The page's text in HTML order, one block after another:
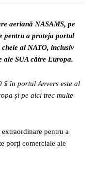
aeriană NASAMS, pe
pentru a proteja portul
cheie al NATO, inclusiv
ale SUA către Europa.
$ în portul Anvers este al
și pe aici trec multe
pentru a
porți comerciale ale